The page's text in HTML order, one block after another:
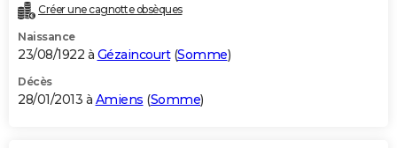
Créer une cagnotte obsèques
Naissance
23/08/1922 à Gézaincourt(Somme)
Décès
28/01/2013 à Amiens (Somme)